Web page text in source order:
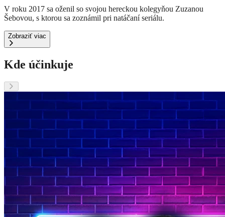
V roku 2017 sa oženil so svojou hereckou kolegyňou Zuzanou
Šebovou, s ktorou sa zoznámil pri natáčaní seriálu.
Zobraziť viac
Kde účinkuje